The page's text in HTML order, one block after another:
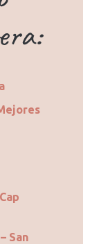
San